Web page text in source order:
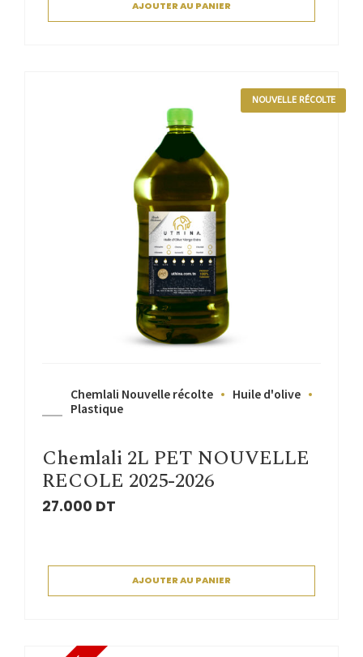
AJOUTER AU PANIER
NOUVELLE RÉCOLTE
Chemlali Nouvelle récolte
Huile d'olive
Plastique
Chemlali 2L PET NOUVELLE
RECOLE 2025-2026
27.000 DT
AJOUTER AU PANIER